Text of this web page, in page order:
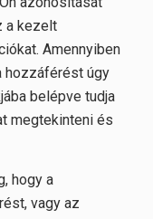
a kezelt
Amennyiben
hozzáférést úgy
belépve tudja
megtekinteni és
hogy a
vagy az